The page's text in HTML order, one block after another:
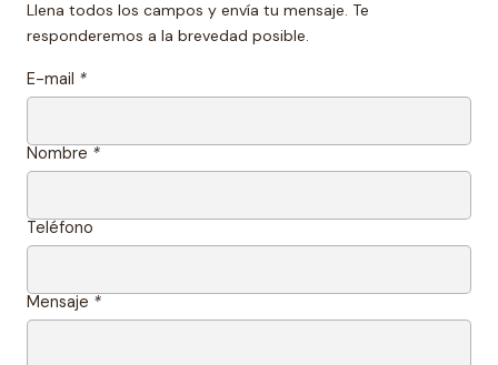
Llena todos los campos y envía tu mensaje. Te
responderemos a la brevedad posible.
E-mail *
Nombre *
Teléfono
Mensaje *